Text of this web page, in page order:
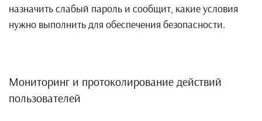
назначить слабый пароль и сообщит, какие условия
нужно выполнить для обеспечения безопасности.
Мониторинг и протоколирование действий
пользователей